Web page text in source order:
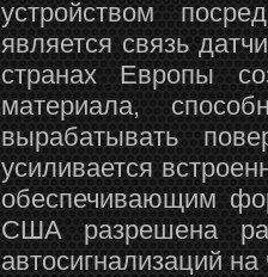
устройством
является связь
странах Европы
материала,
вырабатывать
усиливается
обеспечивающим
США разрешена
автосигнализаций